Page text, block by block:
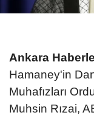
Ankara
Hamaney'in
Muhafızları
Muhsin Rızai,